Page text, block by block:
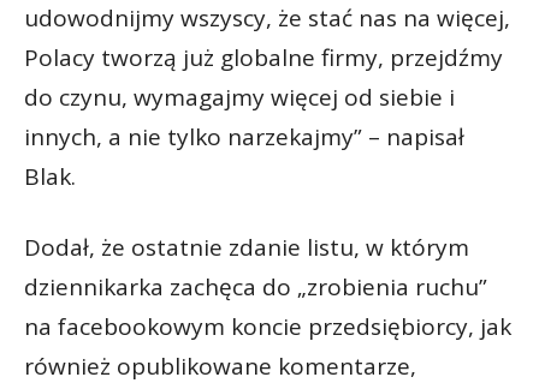
udowodnijmy wszyscy, że stać nas na więcej,
Polacy tworzą już globalne firmy, przejdźmy
do czynu, wymagajmy więcej od siebie i
innych, a nie tylko narzekajmy” – napisał
Blak.
Dodał, że ostatnie zdanie listu, w którym
dziennikarka zachęca do „zrobienia ruchu”
na facebookowym koncie przedsiębiorcy, jak
również opublikowane komentarze,